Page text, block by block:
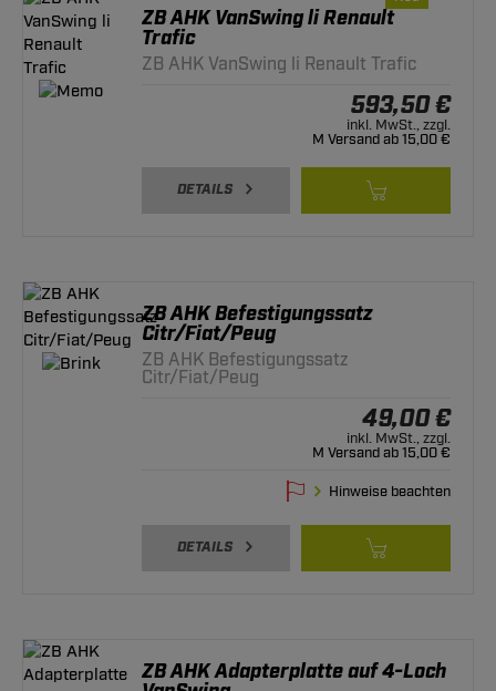
ZB AHK VanSwing li Renault
Trafic
ZB AHK VanSwing li Renault Trafic
593,50 €
inkl. MwSt., zzgl.
M Versand ab 15,00 €
DETAILS
ZB AHK Befestigungssatz
Citr/Fiat/Peug
ZB AHK Befestigungssatz
Citr/Fiat/Peug
49,00 €
inkl. MwSt., zzgl.
M Versand ab 15,00 €
Hinweise beachten
DETAILS
ZB AHK Adapterplatte auf 4-Loch